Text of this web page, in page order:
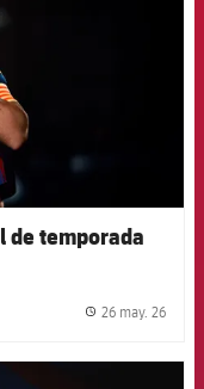
de temporada
26 may. 26
badge